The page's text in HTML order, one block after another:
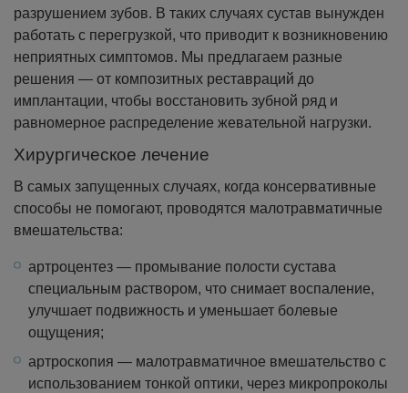
разрушением зубов. В таких случаях сустав вынужден
работать с перегрузкой, что приводит к возникновению
неприятных симптомов. Мы предлагаем разные
решения — от композитных реставраций до
имплантации, чтобы восстановить зубной ряд и
равномерное распределение жевательной нагрузки.
Хирургическое лечение
В самых запущенных случаях, когда консервативные
способы не помогают, проводятся малотравматичные
вмешательства:
артроцентез — промывание полости сустава
специальным раствором, что снимает воспаление,
улучшает подвижность и уменьшает болевые
ощущения;
артроскопия — малотравматичное вмешательство с
использованием тонкой оптики, через микропроколы